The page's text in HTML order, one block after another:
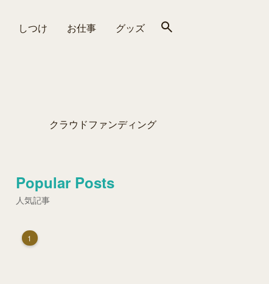
しつけ お仕事 グッズ
クラウドファンディング
Popular Posts
人気記事
1